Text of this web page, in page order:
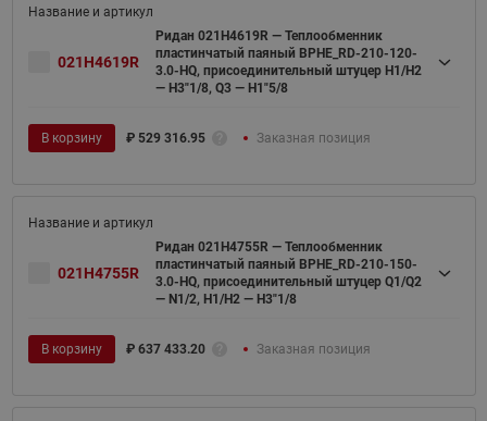
021H4619R
Ридан 021H4619R — Теплообменник
пластинчатый паяный BPHE_RD-210-120-
3.0-HQ, присоединительный штуцер H1/H2
— H3"1/8, Q3 — H1"5/8
В корзину ₽ 529 316.95 Заказная позиция
021H4755R
Ридан 021H4755R — Теплообменник
пластинчатый паяный BPHE_RD-210-150-
3.0-HQ, присоединительный штуцер Q1/Q2
— N1/2, H1/H2 — H3"1/8
В корзину ₽ 637 433.20 Заказная позиция